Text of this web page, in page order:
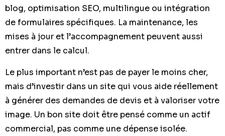
blog, optimisation SEO, multilingue ou intégration
de formulaires spécifiques. La maintenance, les
mises à jour et l’accompagnement peuvent aussi
entrer dans le calcul.
Le plus important n’est pas de payer le moins cher,
mais d’investir dans un site qui vous aide réellement
à générer des demandes de devis et à valoriser votre
image. Un bon site doit être pensé comme un actif
commercial, pas comme une dépense isolée.